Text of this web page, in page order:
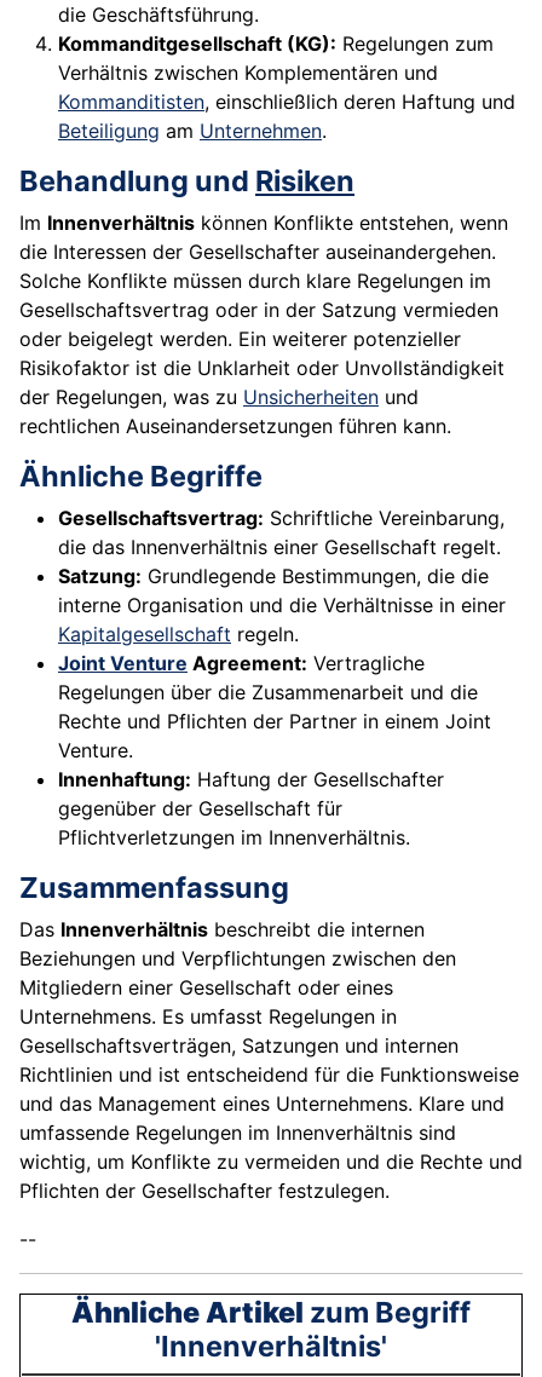
die Geschäftsführung.
Kommanditgesellschaft (KG): Regelungen zum
Verhältnis zwischen Komplementären und
Kommanditisten, einschließlich deren Haftung und
Beteiligung am Unternehmen.
Behandlung und Risiken
Im Innenverhältnis können Konflikte entstehen, wenn
die Interessen der Gesellschafter auseinandergehen.
Solche Konflikte müssen durch klare Regelungen im
Gesellschaftsvertrag oder in der Satzung vermieden
oder beigelegt werden. Ein weiterer potenzieller
Risikofaktor ist die Unklarheit oder Unvollständigkeit
der Regelungen, was zu Unsicherheiten und
rechtlichen Auseinandersetzungen führen kann.
Ähnliche Begriffe
Gesellschaftsvertrag: Schriftliche Vereinbarung,
die das Innenverhältnis einer Gesellschaft regelt.
Satzung: Grundlegende Bestimmungen, die die
interne Organisation und die Verhältnisse in einer
Kapitalgesellschaft regeln.
Joint Venture Agreement: Vertragliche
Regelungen über die Zusammenarbeit und die
Rechte und Pflichten der Partner in einem Joint
Venture.
Innenhaftung: Haftung der Gesellschafter
gegenüber der Gesellschaft für
Pflichtverletzungen im Innenverhältnis.
Zusammenfassung
Das Innenverhältnis beschreibt die internen
Beziehungen und Verpflichtungen zwischen den
Mitgliedern einer Gesellschaft oder eines
Unternehmens. Es umfasst Regelungen in
Gesellschaftsverträgen, Satzungen und internen
Richtlinien und ist entscheidend für die Funktionsweise
und das Management eines Unternehmens. Klare und
umfassende Regelungen im Innenverhältnis sind
wichtig, um Konflikte zu vermeiden und die Rechte und
Pflichten der Gesellschafter festzulegen.
--
Ähnliche Artikel zum Begriff
'Innenverhältnis'